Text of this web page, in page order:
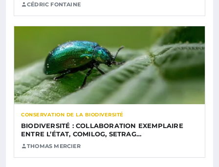
CÉDRIC FONTAINE
CONSERVATION DE LA BIODIVERSITÉ
BIODIVERSITÉ : COLLABORATION EXEMPLAIRE
ENTRE L’ÉTAT, COMILOG, SETRAG…
THOMAS MERCIER